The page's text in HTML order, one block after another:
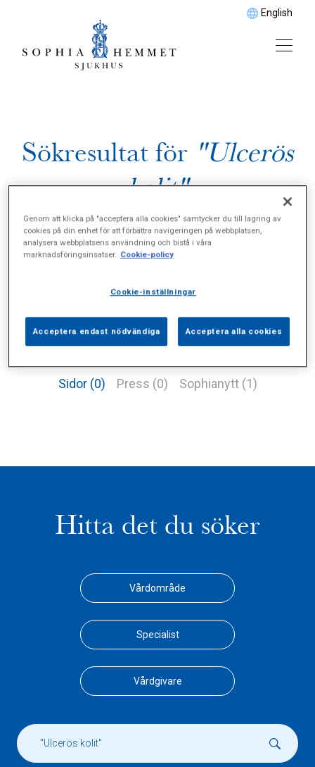
English
Sökresultat för "Ulcerös
kolit"
Sidor (0) Press (0) Sophianytt (1)
Hitta det du söker
Vårdområde
Specialist
Vårdgivare
Genom att klicka på "acceptera alla cookies" samtycker du till lagring av
cookies på din enhet för att förbättra navigeringen på webbplatsen,
analysera webbplatsens användning och bistå i våra
marknadsföringsinsatser. Cookie-policy
Cookie-inställningar
Acceptera endast nödvändiga Acceptera alla cookies